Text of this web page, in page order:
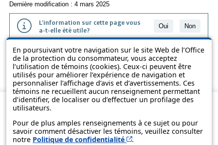
En poursuivant votre navigation sur le site Web de l’Office
de la protection du consommateur, vous acceptez
l’utilisation de témoins (cookies). Ceux-ci peuvent être
utilisés pour améliorer l’expérience de navigation et
personnaliser l’affichage d’avis et d’avertissements. Ces
témoins ne recueillent aucun renseignement permettant
d’identifier, de localiser ou d’effectuer un profilage des
utilisateurs.
Pour de plus amples renseignements à ce sujet ou pour
savoir comment désactiver les témoins, veuillez consulter
notre Politique de confidentialité Cet hyperlien s’ouvrira
.
Dernière modification : 4 mars 2025
L'information sur cette page vous
a-t-elle été utile?
Oui Non
L'information présentée dans cette page a été vulgarisée pour en
favoriser la compréhension. Elle ne remplace pas les textes des lois
et des règlements.